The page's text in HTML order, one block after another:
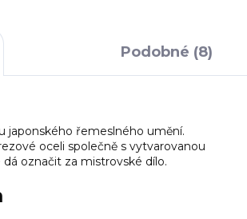
Podobné (8)
japonského řemeslného umění.
oceli společně s vytvarovanou
označit za mistrovské dílo.